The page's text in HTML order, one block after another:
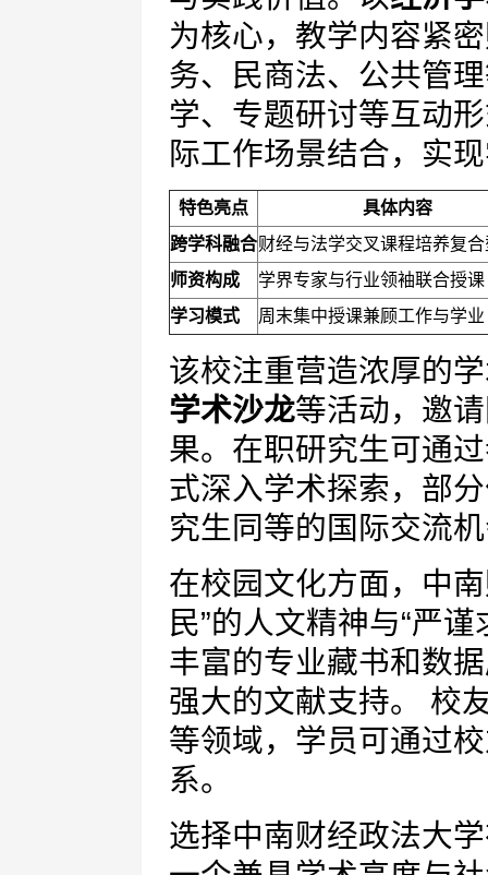
为核心，教学内容紧
务、民商法、公共管
学、专题研讨等互动
际工作场景结合，实
特色亮点
具体内容
跨学科融合财经与法学交叉课程培养复
师资构成
学界专家与行业领袖联合授课
学习模式
周末集中授课兼顾工作与学业
该校注重营造浓厚的
学术沙龙等活动，邀
果。在职研究生可通
式深入学术探索，部
究生同等的国际交流
在校园文化方面，中
民”的人文精神与“严
丰富的专业藏书和数
强大的文献支持。 校
等领域，学员可通过
系。
选择中南财经政法大